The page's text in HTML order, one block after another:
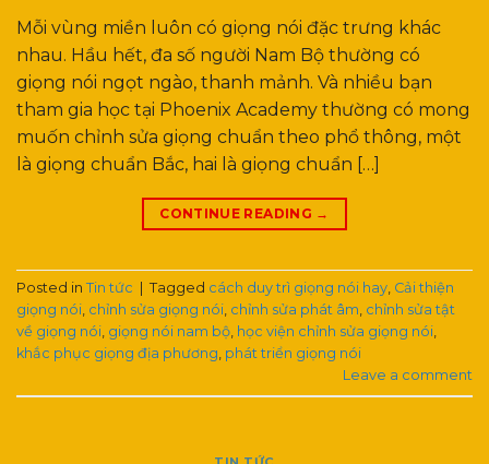
Mỗi vùng miền luôn có giọng nói đặc trưng khác
nhau. Hầu hết, đa số người Nam Bộ thường có
giọng nói ngọt ngào, thanh mảnh. Và nhiều bạn
tham gia học tại Phoenix Academy thường có mong
muốn chỉnh sửa giọng chuẩn theo phổ thông, một
là giọng chuẩn Bắc, hai là giọng chuẩn […]
CONTINUE READING →
Posted in Tin tức Tagged cách duy trì giọng nói hay, Cải thiện
giọng nói, chỉnh sửa giọng nói, chỉnh sửa phát âm, chỉnh sửa tật
về giọng nói, giọng nói nam bộ, học viện chỉnh sửa giọng nói,
khắc phục giọng địa phương, phát triển giọng nói
Leave a comment